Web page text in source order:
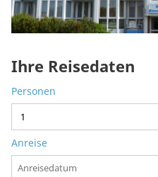
Ihre Reisedaten
Personen
Anreise